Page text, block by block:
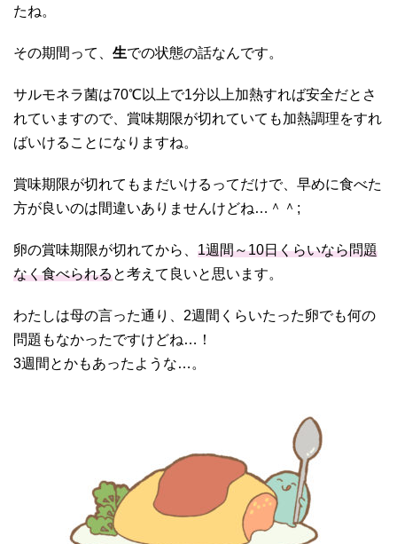
たね。
その期間って、 生での状態の話なんです。
サルモネラ菌は70℃以上で1分以上加熱すれば安全だとさ
れていますので、賞味期限が切れていても加熱調理をすれ
ばいけることになりますね。
賞味期限が切れてもまだいけるってだけで、早めに食べた
方が良いのは間違いありませんけどね…＾＾;
卵の賞味期限が切れてから、 1週間～10日くらいなら問題
なく食べられると考えて良いと思います。
わたしは母の言った通り、2週間くらいたった卵でも何の
問題もなかったですけどね…！
3週間とかもあったような…。